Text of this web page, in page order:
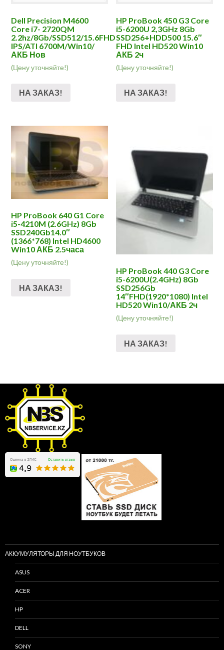
Dell Precision M4600
Core i7- 2720QM
2.2hz/8Gb/SSD512/15.6FHD
IPS/ATI 6700M/Win10/
АКБ Нов
(Цену уточняйте!)
НА ЗАКАЗ!
HP ProBook 450 G3 Core
i5-6200U 2,3GHz 8Gb
SSD256+HDD500 15.6″
FHD Intel HD520 Win10
АКБ 2ч
(Цену уточняйте!)
НА ЗАКАЗ!
HP ProBook 640 G1 Core
i5-4210M (2.6GHz) 8Gb
SSD240Gb14.0″
(1366*768) Intel HD4600
Win10 АКБ 2.5часа
(Цену уточняйте!)
НА ЗАКАЗ!
HP ProBook 440 G3 Core
i5-6200U(2.4GHz) 8Gb
SSD256Gb
14″FHD(1920*1080) Intel
HD520 Win10/АКБ 2ч
(Цену уточняйте!)
НА ЗАКАЗ!
АККУМУЛЯТОРЫ ДЛЯ НОУТБУКОВ
ASUS
ACER
HP
DELL
SONY